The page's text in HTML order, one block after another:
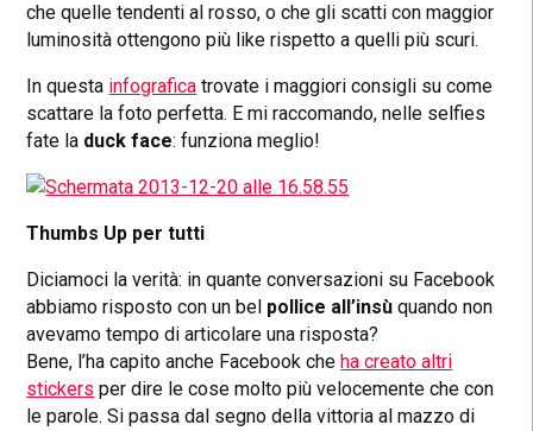
che quelle tendenti al rosso, o che gli scatti con maggior
luminosità ottengono più like rispetto a quelli più scuri.
In questa infografica trovate i maggiori consigli su come
scattare la foto perfetta. E mi raccomando, nelle selfies
fate la duck face: funziona meglio!
Thumbs Up per tutti
Diciamoci la verità: in quante conversazioni su Facebook
abbiamo risposto con un bel pollice all’insù quando non
avevamo tempo di articolare una risposta?
Bene, l’ha capito anche Facebook che ha creato altri
stickers per dire le cose molto più velocemente che con
le parole. Si passa dal segno della vittoria al mazzo di